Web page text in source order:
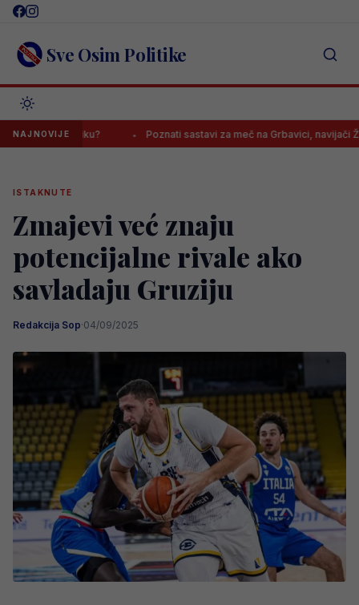
Skip
content Sve Osim Politike
NAJNOVIJE
Afriku? Poznati sastavi za meč na Grbavici, navijači Želje:
ISTAKNUTE
Zmajevi već znaju
potencijalne rivale ako
savladaju Gruziju
Redakcija Sop·04/09/2025